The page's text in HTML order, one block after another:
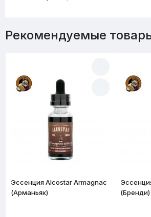
Рекомендуемые
Эссенция Alcostar Armagnac
(Арманьяк)
(Бренди)